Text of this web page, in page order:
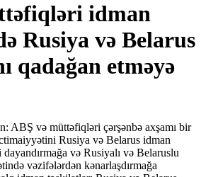
idman
Rusiya və Belarus
qadağan etməyə
ABŞ və müttəfiqləri çərşənbə axşamı bir
Rusiya və Belarus idman
və Rusiyalı və Belaruslu
vəzifələrdən kənarlaşdırmağa